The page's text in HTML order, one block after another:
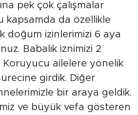
pek çok çalışmalar
kapsamda da özellikle
doğum izinlerimizi 6 aya
Babalık iznimizi 2
Koruyucu ailelere yönelik
girdik. Diğer
bir araya geldik.
ve büyük vefa gösteren